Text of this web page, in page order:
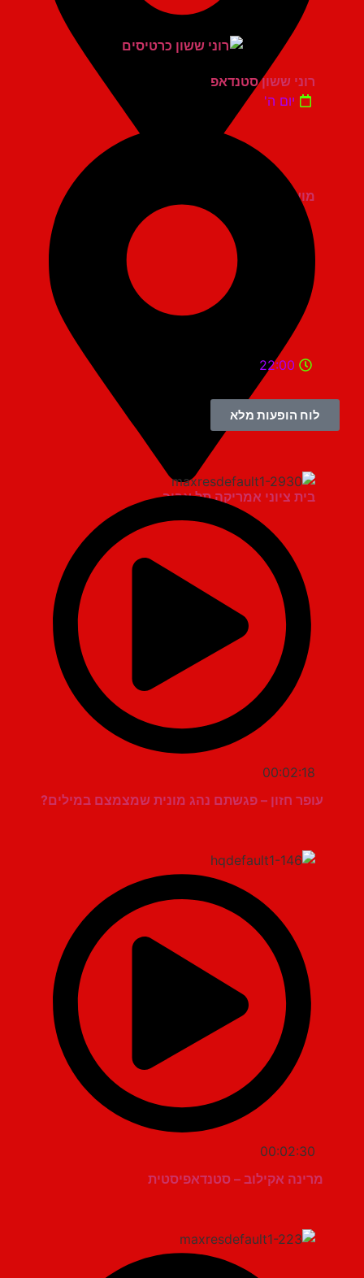
מועדון הגריי יהוד
רוני ששון סטנדאפ
יום ה'
בית ציוני אמריקה תל אביב
22:00
לוח הופעות מלא
00:02:18
עופר חזון – פגשתם נהג מונית שמצמצם במילים?
00:02:30
מרינה אקילוב – סטנדאפיסטית